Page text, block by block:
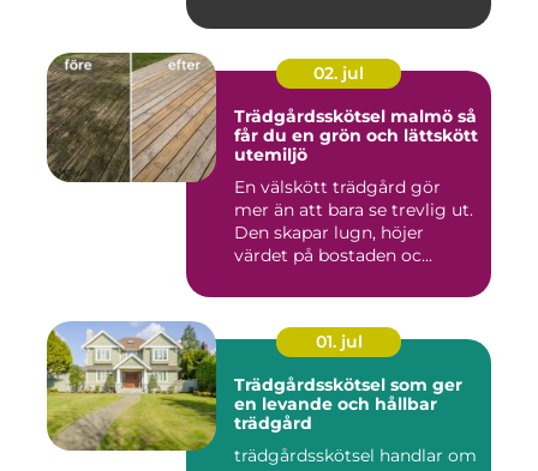
02. jul
Trädgårdsskötsel malmö så
får du en grön och lättskött
utemiljö
En välskött trädgård gör
mer än att bara se trevlig ut.
Den skapar lugn, höjer
värdet på bostaden oc...
01. jul
Trädgårdsskötsel som ger
en levande och hållbar
trädgård
trädgårdsskötsel handlar om